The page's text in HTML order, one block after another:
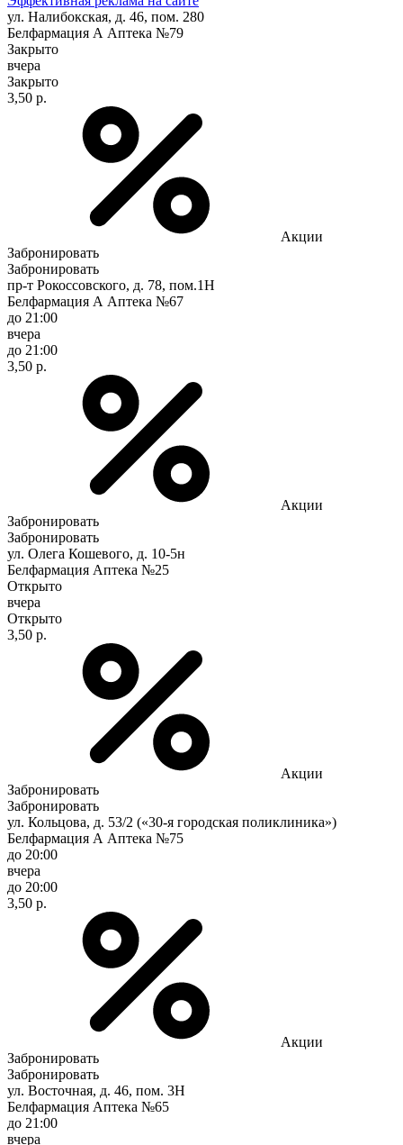
ул. Налибокская, д. 46, пом. 280
Белфармация А Аптека №79
Закрыто
вчера
Закрыто
3,50 р.
Акции
Забронировать
Забронировать
пр-т Рокоссовского, д. 78, пом.1Н
Белфармация А Аптека №67
до 21:00
вчера
до 21:00
3,50 р.
Акции
Забронировать
Забронировать
ул. Олега Кошевого, д. 10-5н
Белфармация Аптека №25
Открыто
вчера
Открыто
3,50 р.
Акции
Забронировать
Забронировать
ул. Кольцова, д. 53/2 («30-я городская поликлиника»)
Белфармация А Аптека №75
до 20:00
вчера
до 20:00
3,50 р.
Акции
Забронировать
Забронировать
ул. Восточная, д. 46, пом. 3Н
Белфармация Аптека №65
до 21:00
вчера